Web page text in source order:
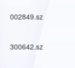
002849.sz
300642.sz